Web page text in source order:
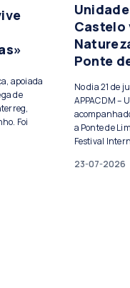
apoiada
de
Foi
Castelo
Ponte
No dia 21 de
APPACDM –
a Ponte de
Festival
23-07-2026